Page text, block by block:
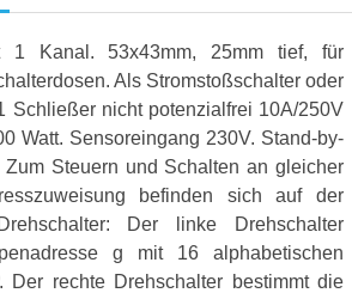
1 Kanal. 53x43mm, 25mm tief, für
Als Stromstoßschalter oder
Schließer nicht potenzialfrei 10A/250V
Watt. Sensoreingang 230V. Stand-by-
Zum Steuern und Schalten an gleicher
befinden sich auf der
Der linke Drehschalter
g mit 16 alphabetischen
Der rechte Drehschalter bestimmt die